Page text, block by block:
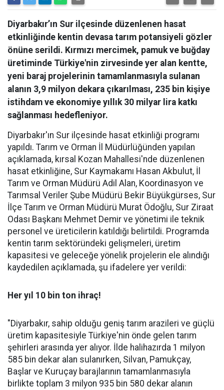
Diyarbakır’ın Sur ilçesinde düzenlenen hasat
etkinliğinde kentin devasa tarım potansiyeli gözler
önüne serildi. Kırmızı mercimek, pamuk ve buğday
üretiminde Türkiye'nin zirvesinde yer alan kentte,
yeni baraj projelerinin tamamlanmasıyla sulanan
alanın 3,9 milyon dekara çıkarılması, 235 bin kişiye
istihdam ve ekonomiye yıllık 30 milyar lira katkı
sağlanması hedefleniyor.
Diyarbakır'ın Sur ilçesinde hasat etkinliği programı
yapıldı. Tarım ve Orman İl Müdürlüğünden yapılan
açıklamada, kırsal Kozan Mahallesi'nde düzenlenen
hasat etkinliğine, Sur Kaymakamı Hasan Akbulut, İl
Tarım ve Orman Müdürü Adil Alan, Koordinasyon ve
Tarımsal Veriler Şube Müdürü Bekir Büyükgürses, Sur
İlçe Tarım ve Orman Müdürü Murat Ödoğlu, Sur Ziraat
Odası Başkanı Mehmet Demir ve yönetimi ile teknik
personel ve üreticilerin katıldığı belirtildi. Programda
kentin tarım sektöründeki gelişmeleri, üretim
kapasitesi ve geleceğe yönelik projelerin ele alındığı
kaydedilen açıklamada, şu ifadelere yer verildi:
Her yıl 10 bin ton ihraç!
"Diyarbakır, sahip olduğu geniş tarım arazileri ve güçlü
üretim kapasitesiyle Türkiye'nin önde gelen tarım
şehirleri arasında yer alıyor. İlde halihazırda 1 milyon
585 bin dekar alan sulanırken, Silvan, Pamukçay,
Başlar ve Kuruçay barajlarının tamamlanmasıyla
birlikte toplam 3 milyon 935 bin 580 dekar alanın